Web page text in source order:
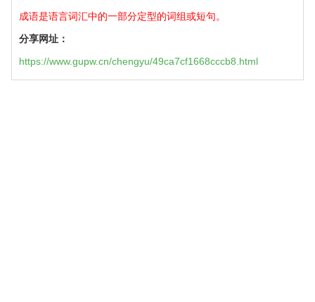
成语是语言词汇中的一部分定型的词组或短句。
分享网址：
https://www.gupw.cn/chengyu/49ca7cf1668cccb8.html